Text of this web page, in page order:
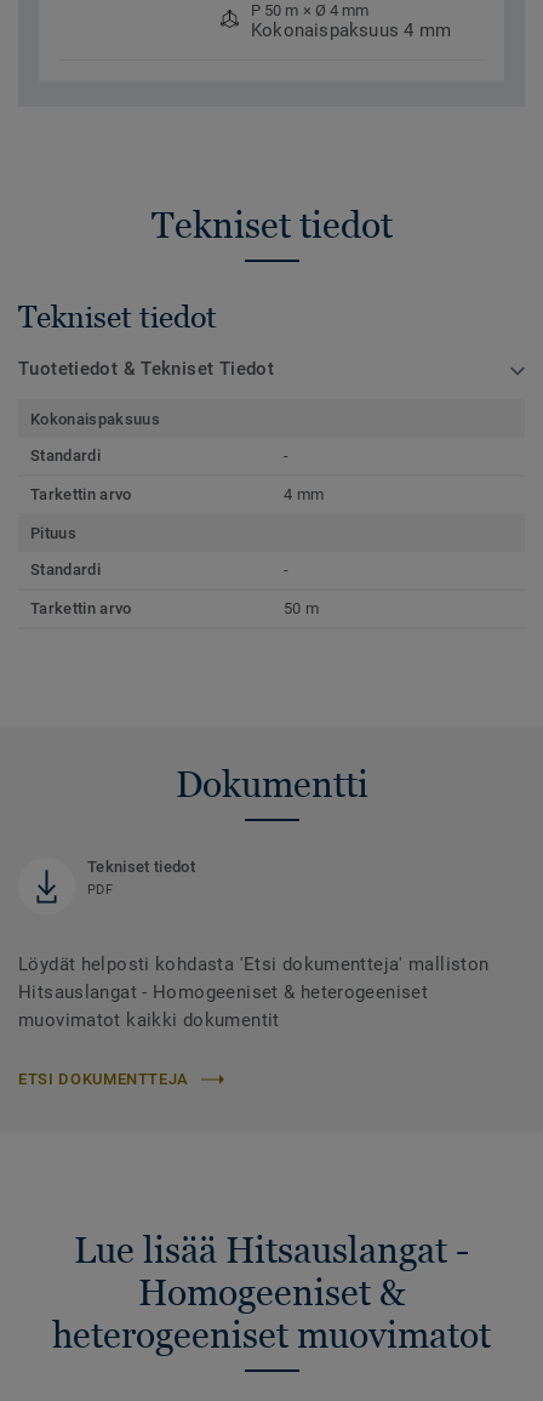
P 50 m × Ø 4 mm
Kokonaispaksuus 4 mm
Tekniset tiedot
Tekniset tiedot
Tuotetiedot & Tekniset Tiedot
Kokonaispaksuus
Standardi
-
Tarkettin arvo 4 mm
Pituus
Standardi
-
Tarkettin arvo 50 m
Dokumentti
Tekniset tiedot
PDF
Löydät helposti kohdasta 'Etsi dokumentteja' malliston
Hitsauslangat - Homogeeniset & heterogeeniset
muovimatot kaikki dokumentit
ETSI DOKUMENTTEJA
Lue lisää Hitsauslangat -
Homogeeniset &
heterogeeniset muovimatot